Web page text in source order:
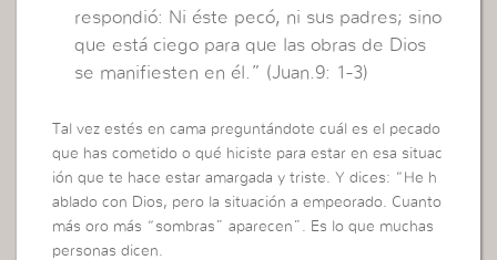
respondió: Ni éste pecó, ni sus padres; sino
que está ciego para que las obras de Dios
se manifiesten en él.” (Juan.9: 1-3)
Tal vez estés en cama preguntándote cuál es el pecado
que has cometido o qué hiciste para estar en esa situac
ión que te hace estar amargada y triste. Y dices: “He h
ablado con Dios, pero la situación a empeorado. Cuanto
más oro más “sombras” aparecen”. Es lo que muchas
personas dicen.